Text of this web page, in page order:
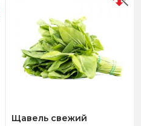
Щавель свежий